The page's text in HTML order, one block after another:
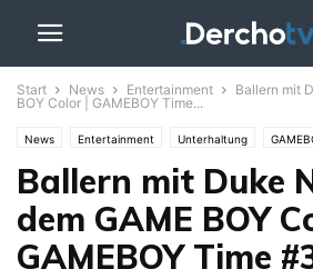
Start News Entertainment
Ballern mit
BOY Color | GAMEBOY Time...
News Entertainment Unterhaltung
Video
Ballern mit Duke
dem GAME BOY
GAMEBOY Time